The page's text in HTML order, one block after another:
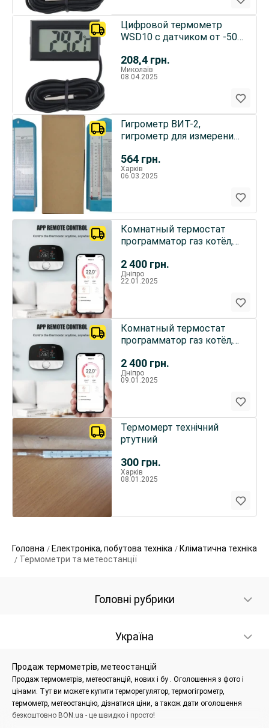
208,4 грн.
Цифровой термометр
WSD10 с датчиком от -50
Миколаїв
08.04.2025
564 грн.
Гигрометр ВИТ-2,
гигрометр для измерения
Харків
06.03.2025
2 400 грн.
Комнатный термостат
программатор газ котёл,
Дніпро
22.01.2025
2 400 грн.
Комнатный термостат
программатор газ котёл,
Дніпро
09.01.2025
300 грн.
Термомерт технічний
ртутний
Харків
08.01.2025
Головна Електроніка, побутова техніка
Кліматична техніка
Термометри та метеостанції
Головні рубрики
Україна
Продаж термометрів, метеостанцій
Продаж термометрів, метеостанцій, нових і бу . Оголошення з фото і
цінами. Тут ви можете купити терморегулятор, термогігрометр,
термометр, метеостанцію, дізнатися ціни, а також дати оголошення
безкоштовно BON.ua - це швидко і просто!